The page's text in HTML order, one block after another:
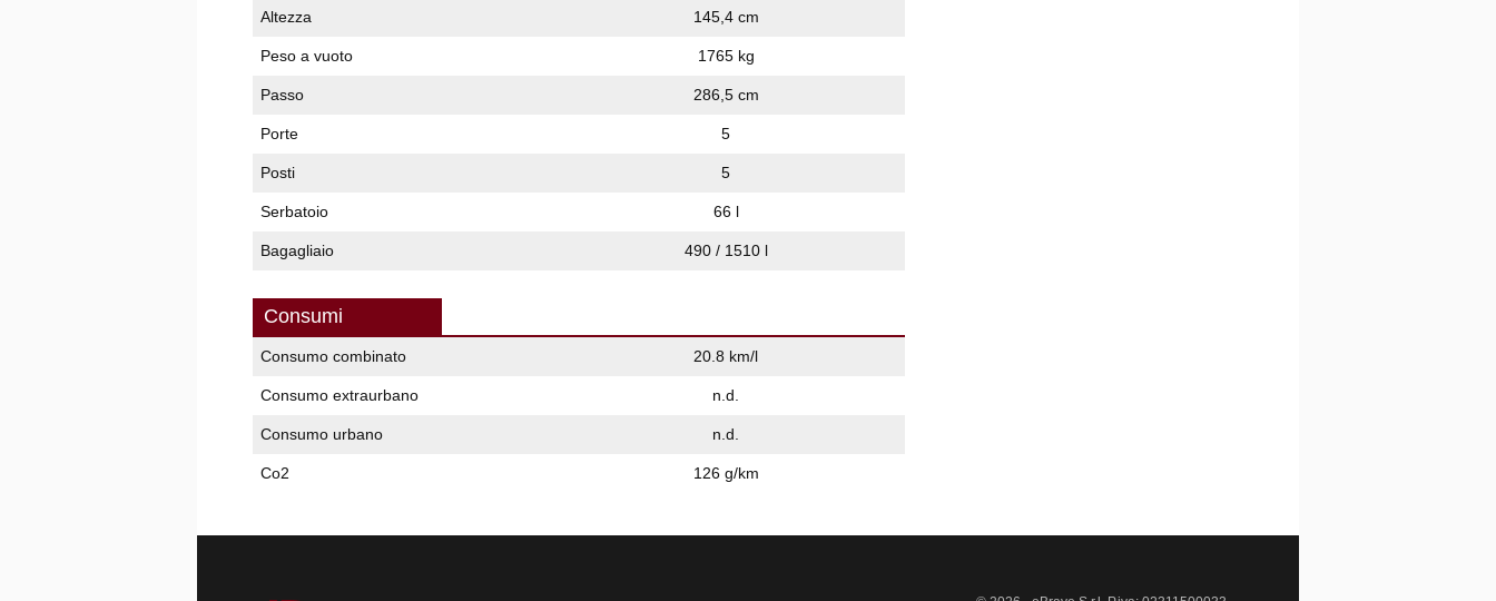
Altezza 145,4 cm
Peso a vuoto 1765 kg
Passo 286,5 cm
Porte 5
Posti 5
Serbatoio 66 l
Bagagliaio 490 / 1510 l
Consumi
Consumo combinato 20.8 km/l
Consumo extraurbano n.d.
Consumo urbano n.d.
Co2 126 g/km